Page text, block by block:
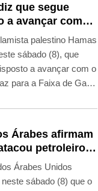
em Ceuta no final de
que segue
a avançar com
paz para Gaza
palestino Hamas
sábado (8), que
a avançar com o
para a Faixa de Gaza
pressão sobre Israel,
vez, insiste que não
a última parte do
Árabes afirmam
petroleiro
de Ormuz
Árabes Unidos
sábado (8) que o